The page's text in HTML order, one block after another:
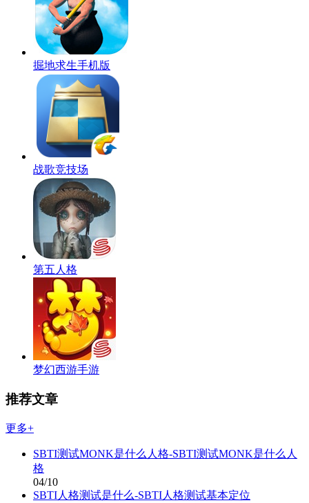
掘地求生手机版
战歌竞技场
第五人格
梦幻西游手游
推荐文章
更多+
SBTI测试MONK是什么人格-SBTI测试MONK是什么人
格
04/10
SBTI人格测试是什么-SBTI人格测试基本定位